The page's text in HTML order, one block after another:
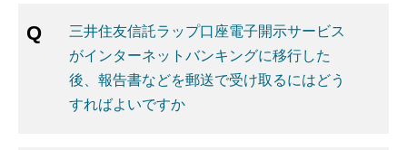
三井住友信託ラップ口座電子開示サービス
がインターネットバンキングに移行した
後、報告書などを郵送で受け取るにはどう
すればよいですか